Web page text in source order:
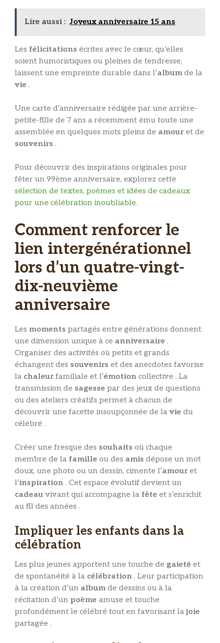
Lire aussi : Joyeux anniversaire 15 ans
Les félicitations écrites avec le cœur, qu’elles
soient humoristiques ou pleines de tendresse,
laissent une empreinte durable dans l’albumde la
vie .
Une carte d’anniversaire rédigée par une arrière-
petite-fille de 7 ans a récemment ému toute une
assemblée en quelques mots pleins de amouret de
souvenirs .
Pour découvrir des inspirations originales pour
fêter un 99ème anniversaire, explorez cette
sélection de textes, poèmes et idées de cadeaux
pour une célébration inoubliable.
Comment renforcer le
lien intergénérationnel
lors d’un quatre-vingt-
dix-neuvième
anniversaire
Les moments partagés entre générations donnent
une dimension unique à ce anniversaire .
Organiser des activités où petits et grands
échangent des souvenirs et des anecdotes favorise
la chaleurfamiliale et l’émotion collective . La
transmission de sagesse par des jeux de questions
ou des ateliers créatifs permet à chacun de
découvrir une facette insoupçonnée de la vie du
célébré .
Créer une fresque des souhaits où chaque
membre de la famille ou des amis dépose un mot
doux, une photo ou un dessin, cimente l’amouret
l’inspiration . Cet espace évolutif devient un
cadeau vivant qui accompagne la fête et s’enrichit
au fil des années .
Impliquer les enfants dans la
célébration
Les plus jeunes apportent une touche de gaieté et
de spontanéité à la célébration . Leur participation
à la création d’un albumde dessins ou à la
récitation d’un poème amuse et touche
profondément le célébré tout en favorisant la joie
partagée .